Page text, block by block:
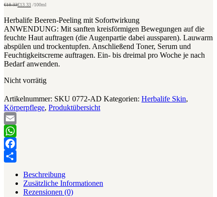
€18.33€13.33 /100ml
Herbalife Beeren-Peeling mit Sofortwirkung
ANWENDUNG: Mit sanften kreisförmigen Bewegungen auf die
feuchte Haut auftragen (die Augenpartie dabei aussparen). Lauwarm
abspülen und trockentupfen. Anschließend Toner, Serum und
Feuchtigkeitscreme auftragen. Ein- bis dreimal pro Woche je nach
Bedarf anwenden.
Nicht vorrätig
Artikelnummer: SKU 0772-AD Kategorien: Herbalife Skin,
Körperpflege, Produktübersicht
Email
WhatsApp
Facebook
Beschreibung
Zusätzliche Informationen
Rezensionen (0)